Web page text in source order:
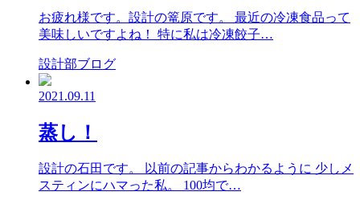
お疲れ様です。設計の篭原です。 最近の冷凍食品って
美味しいですよね！ 特に私は冷凍餃子…
設計部ブログ
2021.09.11
蒸し！
設計の石田です。 以前の記事からわかるように 少しメ
スティンにハマった私。 100均で…